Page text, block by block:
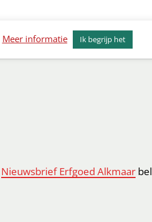
Meer informatie Ik begrijp het
Kerkenvisie Alkmaar Actueel
Nieuwsbrief Erfgoed Alkmaar